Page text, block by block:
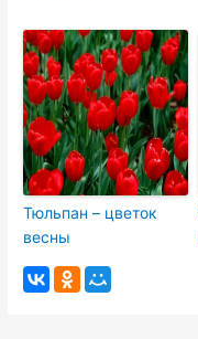
Тюльпан – цветок
весны